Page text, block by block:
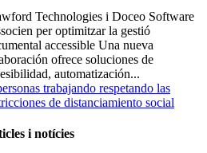
Technologies i Doceo Software
per optimitzar la gestió
accessible Una nueva
ofrece soluciones de
automatización...
i notícies